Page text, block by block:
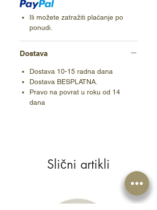
Ili možete zatražiti plaćanje po
ponudi.
Dostava
Dostava 10-15 radna dana
Dostava BESPLATNA.
Pravo na povrat u roku od 14
dana
Slični artikli